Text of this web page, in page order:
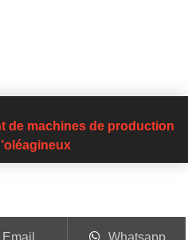
de machines de production
Email Whatsapp